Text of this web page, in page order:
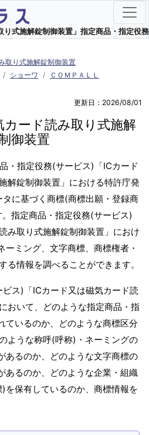
り式施解錠制御装置」指定商品・指定役
取り式施解錠制御装置
ショーワ
ＣＯＭＰＡＬＬ
更新日：2026/08/01
ード読み取り式施解
御装置
・指定役務(サービス)「ICカード
解錠制御装置」における特許庁発
に基づく商標(商標出願・登録商
指定商品・指定役務(サービス)
み取り式施解錠制御装置」におけ
ミング、文字商標、商標権者・
る情報を調べることができます。
ス)「ICカード又は磁気カード読
おいて、どのような指定商品・指
ているのか、どのような商標区分
ような称呼(呼称)・ネーミングの
あるのか、どのような文字商標の
あるのか、どのような企業・組織
を保有しているのか、商標情報を